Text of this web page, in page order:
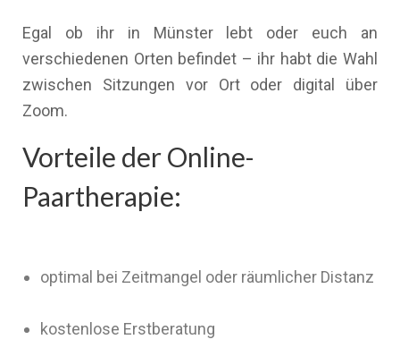
Egal ob ihr in Münster lebt oder euch an
verschiedenen Orten befindet – ihr habt die Wahl
zwischen Sitzungen vor Ort oder digital über
Zoom.
Vorteile der Online-
Paartherapie:
optimal bei Zeitmangel oder räumlicher Distanz
kostenlose Erstberatung